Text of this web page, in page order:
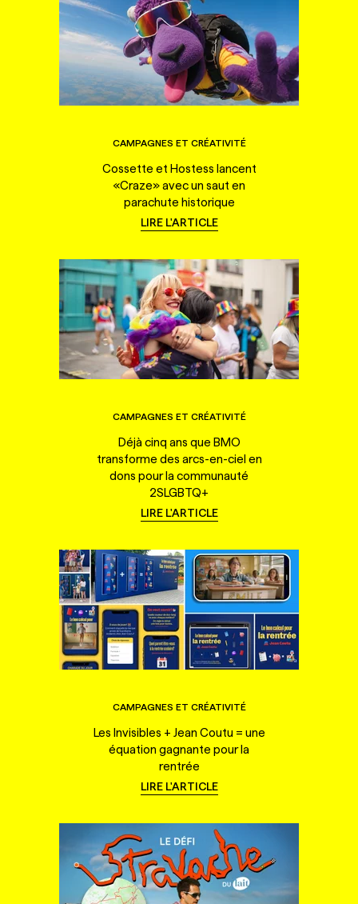
CAMPAGNES ET CRÉATIVITÉ
Cossette et Hostess lancent
«Craze» avec un saut en
parachute historique
LIRE L'ARTICLE
CAMPAGNES ET CRÉATIVITÉ
Déjà cinq ans que BMO
transforme des arcs-en-ciel en
dons pour la communauté
2SLGBTQ+
LIRE L'ARTICLE
CAMPAGNES ET CRÉATIVITÉ
Les Invisibles + Jean Coutu = une
équation gagnante pour la
rentrée
LIRE L'ARTICLE